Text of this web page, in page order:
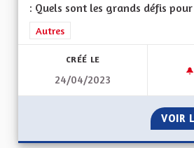
: Quels sont les grands défis pour
Filtrer les résultats de la catégorie :
Autres
CRÉÉ LE
24/04/2023
VOIR